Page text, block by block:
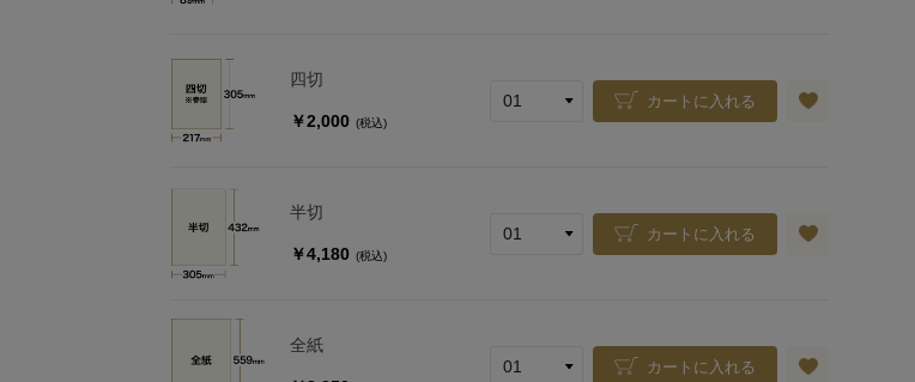
四切
￥2,000 (税込)
カートに入れる
半切
￥4,180 (税込)
カートに入れる
全紙
カートに入れる